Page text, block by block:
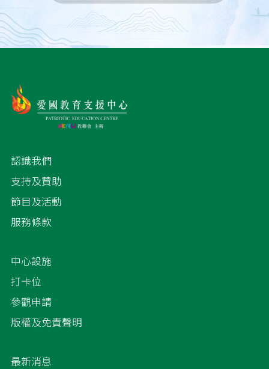
認識我們
支持及贊助
節目及活動
服務條款
中心設施
打卡位
參觀申請
版權及免責聲明
最新消息